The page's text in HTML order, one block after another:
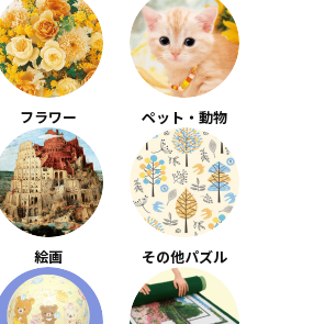
フラワー ペット・動物
絵画 その他パズル